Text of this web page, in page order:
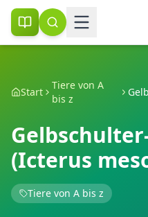
Start
Tiere von A
bis z
(Icterus
Tiere von A bis z